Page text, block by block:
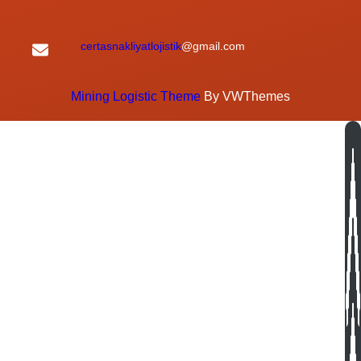
certasnakliyatlojistik@gmail.com
Mining Logistic Theme By VWThemes